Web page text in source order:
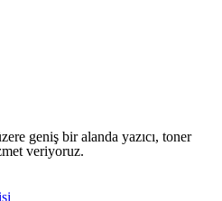
geniş bir alanda yazıcı, toner
veriyoruz.